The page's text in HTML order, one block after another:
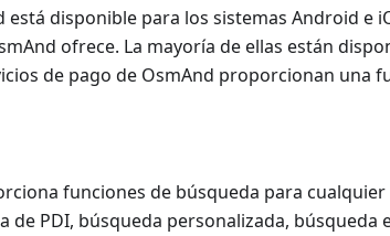
está disponible para los sistemas Android e
ofrece. La mayoría de ellas están
de pago de OsmAnd proporcionan una
funciones de búsqueda para cualquier
de PDI, búsqueda personalizada,